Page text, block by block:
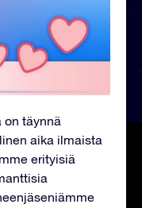
on täynnä
aika ilmaista
erityisiä